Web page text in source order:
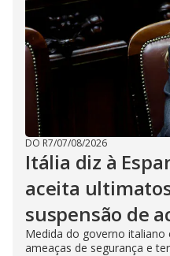
DO R7/07/08/2026
Itália diz à
aceita
suspensão de
Medida do governo italiano
ameaças de segurança e